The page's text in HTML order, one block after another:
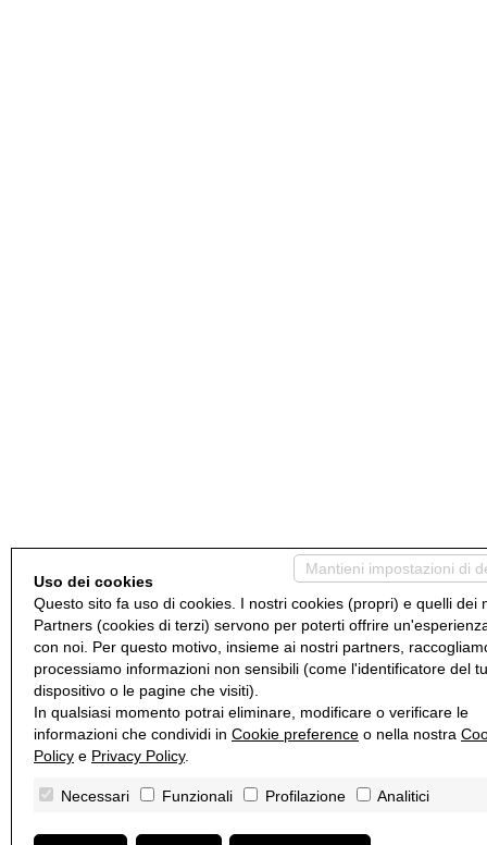
Mantieni impostazioni di
Uso dei cookies
Questo sito fa uso di cookies. I nostri cookies (propri) e quelli dei
Partners (cookies di terzi) servono per poterti offrire
con noi. Per questo motivo, insieme ai nostri partners,
processiamo informazioni non sensibili (come l'identificatore del
dispositivo o le pagine che visiti).
In qualsiasi momento potrai eliminare, modificare o verificare le
informazioni che condividi in Cookie preference o nella nostra
Policy e Privacy Policy.
Necessari Funzionali Profilazione Analitici